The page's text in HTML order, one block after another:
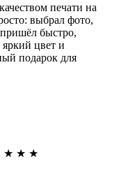
печати на
выбрал фото,
пришёл быстро,
цвет и
подарок для
★ ★ ★